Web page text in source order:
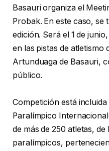
Basauri organiza el
Probak. En este caso, se
edición. Será el 1 de
en las pistas de atletismo
Artunduaga de Basauri,
público.
Competición está
Paralímpico
de más de 250 atletas,
paralímpicos,